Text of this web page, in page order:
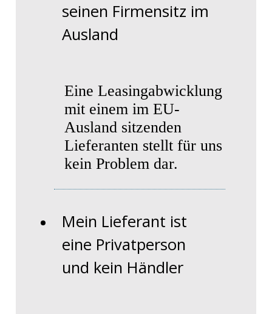
seinen Firmensitz im
Ausland
Eine Leasingabwicklung
mit einem im EU-
Ausland sitzenden
Lieferanten stellt für uns
kein Problem dar.
Mein Lieferant ist
eine Privatperson
und kein Händler